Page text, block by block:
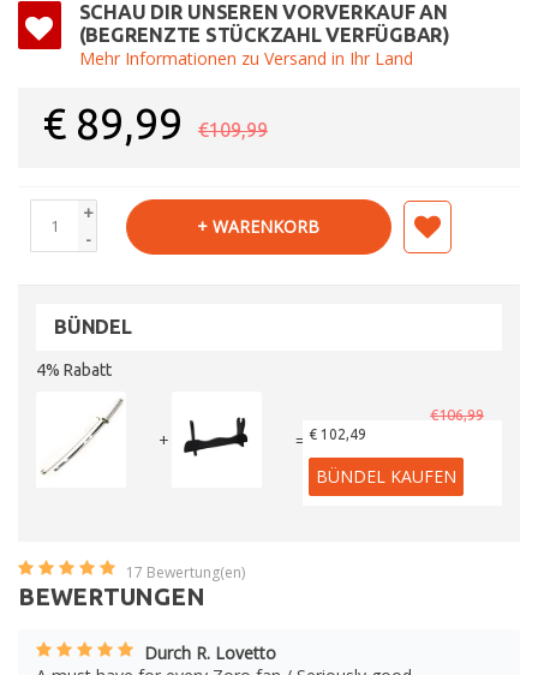
SCHAU DIR UNSEREN VORVERKAUF AN
(BEGRENZTE STÜCKZAHL VERFÜGBAR)
Mehr Informationen zu Versand in Ihr Land
€ 89,99 €109,99
+
-
+ WARENKORB
BÜNDEL
4% Rabatt
+ =
€106,99
€ 102,49
BÜNDEL KAUFEN
17 Bewertung(en)
BEWERTUNGEN
Durch R. Lovetto